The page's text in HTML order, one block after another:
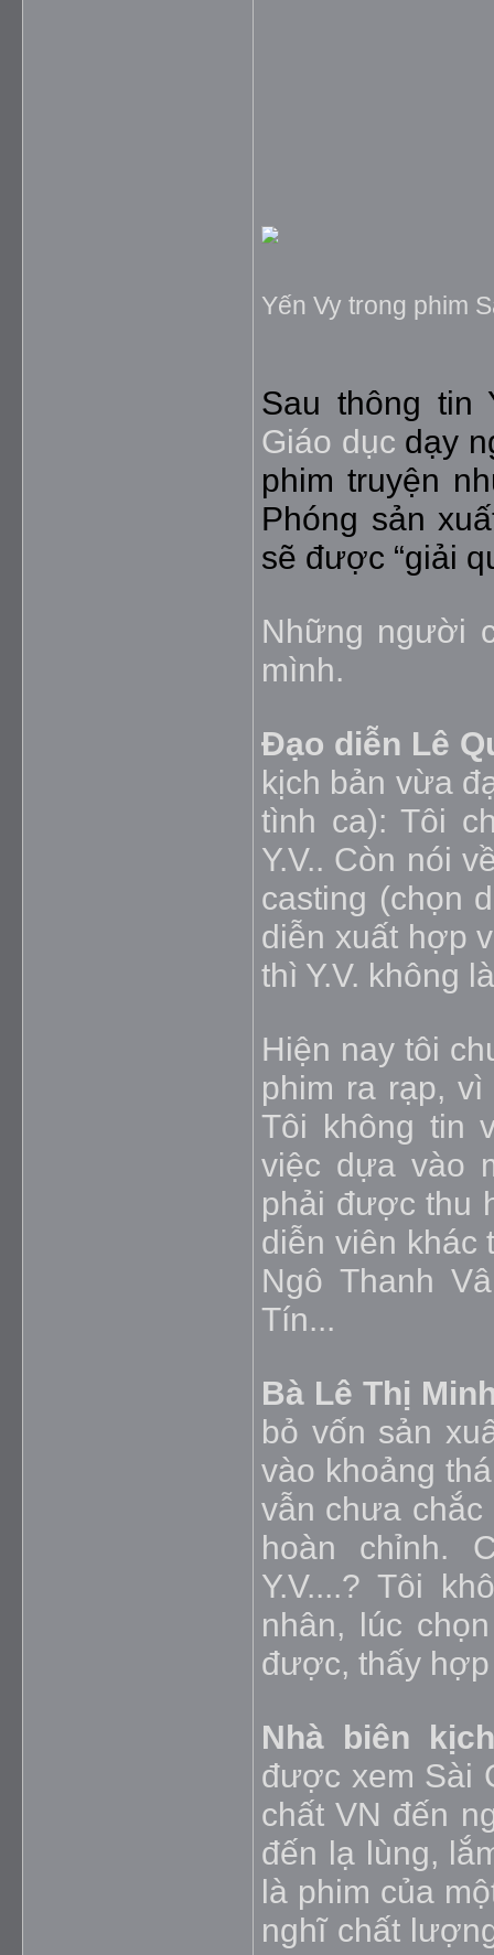
Yến Vy trong phim
Sau thông tin
Giáo dục dạy
phim truyện
Phóng sản
sẽ được “giải
Những người
mình.
Đạo diễn Lê
kịch bản vừa
tình ca): Tôi
Y.V.. Còn nói
casting (chọn
diễn xuất hợp
thì Y.V. không
Hiện nay tôi
phim ra rạp,
Tôi không tin
việc dựa vào
phải được thu
diễn viên khác
Ngô Thanh
Tín...
Bà Lê Thị
bỏ vốn sản
vào khoảng
vẫn chưa
hoàn chỉnh.
Y.V....? Tôi
nhân, lúc
được, thấy
Nhà biên
được xem Sài
chất VN đến
đến lạ lùng,
là phim của
nghĩ chất